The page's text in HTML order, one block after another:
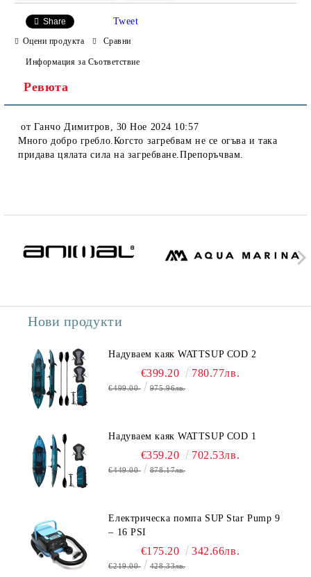
Share Tweet
Оцени продукта Сравни
Информация за Съответствие
Ревюта
от Ганчо Димитров , 30 Ное 2024 10:57
Много добро гребло.Когсто загребвам не се огъва и така
придава цялата сила на загребване.Препоръчвам.
Нови продукти
Надуваем каяк WATTSUP COD 2
€399.20 780.77лв.
€499.00 975.96лв.
Надуваем каяк WATTSUP COD 1
€359.20 702.53лв.
€449.00 878.17лв.
Електрическа помпа SUP Star Pump 9
– 16 PSI
€175.20 342.66лв.
€219.00 428.33лв.